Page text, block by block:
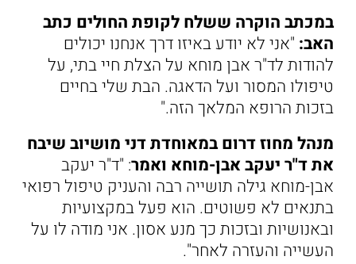
במכתב הוקרה ששלח לקופת החולים כתב
האב: "אני לא יודע באיזו דרך אנחנו יכולים
להודות לד"ר אבן מוחא על הצלת חיי בתי, על
טיפולו המסור ועל הדאגה. הבת שלי בחיים
בזכות הרופא המלאך הזה."
מנהל מחוז דרום במאוחדת דני מושיוב שיבח
את ד"ר יעקב אבן-מוחא ואמר: "ד"ר יעקב
אבן-מוחא גילה תושייה רבה והעניק טיפול רפואי
בתנאים לא פשוטים. הוא פעל במקצועיות
ובאנושיות ובזכות כך מנע אסון. אני מודה לו על
העשייה והעזרה לאחר".